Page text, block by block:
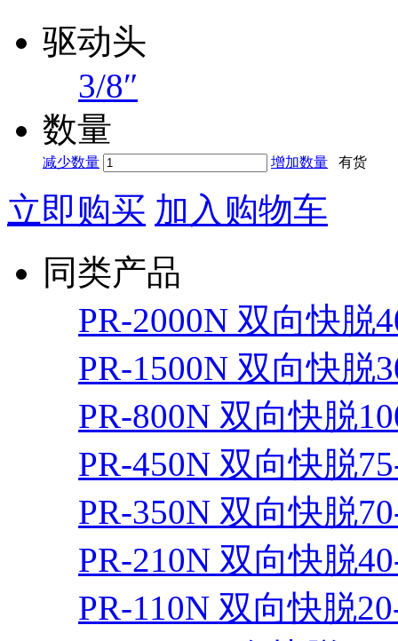
驱动头
3/8″
数量
减少数量 增加数量 有货
立即购买 加入购物车
同类产品
PR-2000N 双向快脱
PR-1500N 双向快脱
PR-800N 双向快脱
PR-450N 双向快脱
PR-350N 双向快脱
PR-210N 双向快脱
PR-110N 双向快脱